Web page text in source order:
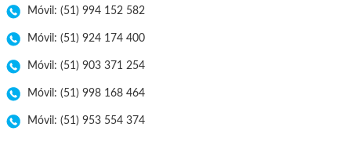
Móvil: (51) 994 152 582
Móvil: (51) 924 174 400
Móvil: (51) 903 371 254
Móvil: (51) 998 168 464
Móvil: (51) 953 554 374